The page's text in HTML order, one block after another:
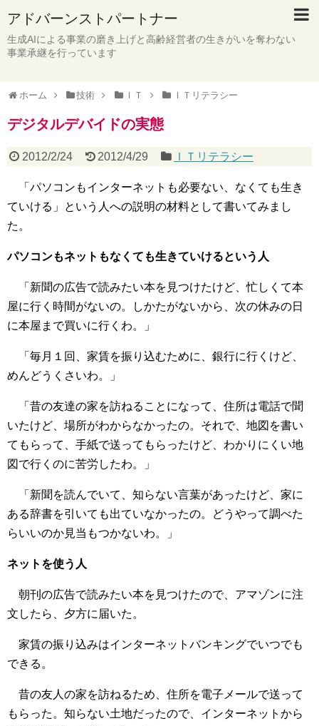
アドバーンストパートナー
生成AIによる事業の磨き上げと高齢経営者の生きがいを奪わない
事業承継を行っています
ホーム 技術 ＩＴ ＩＴリテラシー
デジタルデバイドの実態
2012/2/24 2012/4/29 ＩＴリテラシー
「パソコンもインターネットも必要ない、なくても生き
ていける」という人への説明の材料として書いてみまし
た。
パソコンもネットもなくても生きていけるという人
「新聞の広告で読みたい本を見つけたけど、忙しくて本
屋に行く時間がないの。しかたがないから、次の休みの日
に本屋まで買いに行くわ。」
「毎月１回、家賃を振り込むために、銀行に行くけど、
めんどうくさいわ。」
「昔の友達の家を訪ねることになって、住所は電話で聞
いたけど、場所がわからなかったの。それで、地図を書い
てもらって、手紙で送ってもらったけど、わかりにくい地
図で行くのに苦労したわ。」
「新聞を読んでいて、知らない言葉があったけど、家に
ある辞書を引いても出ていなかったの。どうやって調べた
らいいのか見当もつかないわ。」
ネットを使う人
朝刊の広告で読みたい本を見つけたので、アマゾンに注
文したら、夕方に届いた。
家賃の振り込みはインターネットバンキングでいつでも
できる。
昔の友人の家を訪ねるため、住所を電子メールで送って
もらった。知らない土地だったので、インターネットから